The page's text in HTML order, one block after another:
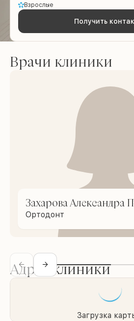
Взрослые
Получить
Врачи клиники
Захарова Александра
Ортодонт
Адрес клиники
Загрузка